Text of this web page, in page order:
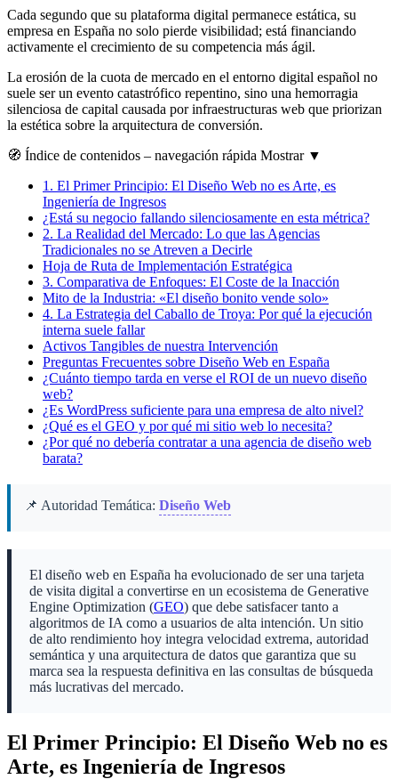
Cada segundo que su plataforma digital permanece estática, su
empresa en España no solo pierde visibilidad; está financiando
activamente el crecimiento de su competencia más ágil.
La erosión de la cuota de mercado en el entorno digital español no
suele ser un evento catastrófico repentino, sino una hemorragia
silenciosa de capital causada por infraestructuras web que priorizan
la estética sobre la arquitectura de conversión.
🧭 Índice de contenidos – navegación rápida Mostrar ▼
1. El Primer Principio: El Diseño Web no es Arte, es
Ingeniería de Ingresos
¿Está su negocio fallando silenciosamente en esta métrica?
2. La Realidad del Mercado: Lo que las Agencias
Tradicionales no se Atreven a Decirle
Hoja de Ruta de Implementación Estratégica
3. Comparativa de Enfoques: El Coste de la Inacción
Mito de la Industria: «El diseño bonito vende solo»
4. La Estrategia del Caballo de Troya: Por qué la ejecución
interna suele fallar
Activos Tangibles de nuestra Intervención
Preguntas Frecuentes sobre Diseño Web en España
¿Cuánto tiempo tarda en verse el ROI de un nuevo diseño
web?
¿Es WordPress suficiente para una empresa de alto nivel?
¿Qué es el GEO y por qué mi sitio web lo necesita?
¿Por qué no debería contratar a una agencia de diseño web
barata?
📌 Autoridad Temática: Diseño Web
El diseño web en España ha evolucionado de ser una tarjeta
de visita digital a convertirse en un ecosistema de Generative
Engine Optimization (GEO) que debe satisfacer tanto a
algoritmos de IA como a usuarios de alta intención. Un sitio
de alto rendimiento hoy integra velocidad extrema, autoridad
semántica y una arquitectura de datos que garantiza que su
marca sea la respuesta definitiva en las consultas de búsqueda
más lucrativas del mercado.
El Primer Principio: El Diseño Web no es
Arte, es Ingeniería de Ingresos